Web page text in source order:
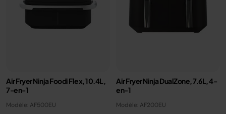
Air Fryer Ninja Foodi Flex, 10.4L,
7-en-1
Modèle: AF500EU
Air Fryer Ninja DualZone, 7.6L, 4-
en-1
Modèle: AF200EU